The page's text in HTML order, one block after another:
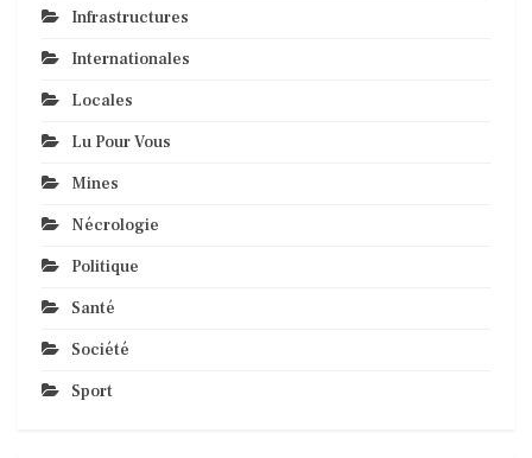
Infrastructures
Internationales
Locales
Lu Pour Vous
Mines
Nécrologie
Politique
Santé
Société
Sport